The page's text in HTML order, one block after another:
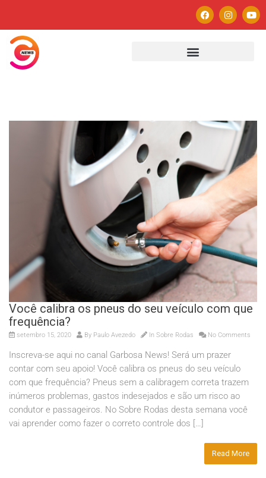
Você calibra os pneus do seu veículo com que
frequência?
setembro 15, 2020 By Paulo Avezedo In Sobre Rodas No Comments
Inscreva-se aqui no canal Garbosa News! Será um prazer
contar com seu apoio! Você calibra os pneus do seu veículo
com que frequência? Pneus sem a calibragem correta trazem
inúmeros problemas, gastos indesejados e são um risco ao
condutor e passageiros. No Sobre Rodas desta semana você
vai aprender como fazer o correto controle dos […]
Read More